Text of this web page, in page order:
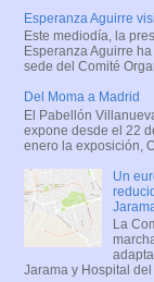
Esperanza Aguirre
Este mediodía, la
Esperanza Aguirre
sede del Comité
Del Moma a Madrid
El Pabellón
expone desde el 22
enero la exposición,
Un
La
Jarama y Hospital